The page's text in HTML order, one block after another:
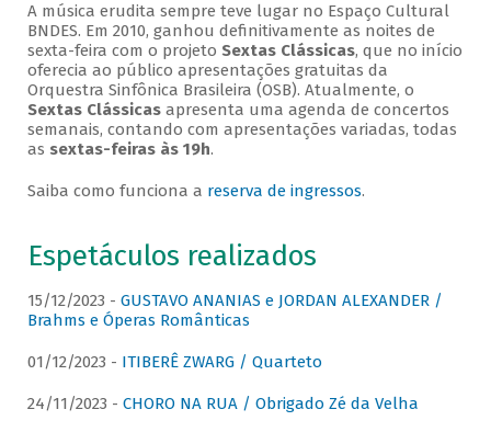
A música erudita sempre teve lugar no Espaço Cultural
BNDES. Em 2010, ganhou definitivamente as noites de
sexta-feira com o projeto Sextas Clássicas, que no início
oferecia ao público apresentações gratuitas da
Orquestra Sinfônica Brasileira (OSB). Atualmente, o
Sextas Clássicasapresenta uma agenda de concertos
semanais, contando com apresentações variadas, todas
as sextas-feiras às 19h.
Saiba como funciona a reserva de ingressos.
Espetáculos realizados
15/12/2023 - GUSTAVO ANANIAS e JORDAN ALEXANDER /
Brahms e Óperas Românticas
01/12/2023 - ITIBERÊ ZWARG / Quarteto
24/11/2023 - CHORO NA RUA / Obrigado Zé da Velha